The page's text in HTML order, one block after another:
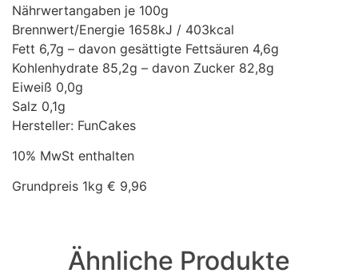
Nährwertangaben je 100g
Brennwert/Energie 1658kJ / 403kcal
Fett 6,7g – davon gesättigte Fettsäuren 4,6g
Kohlenhydrate 85,2g – davon Zucker 82,8g
Eiweiß 0,0g
Salz 0,1g
Hersteller: FunCakes
10% MwSt enthalten
Grundpreis 1kg € 9,96
Ähnliche Produkte